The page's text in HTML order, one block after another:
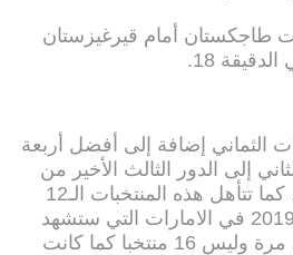
طاجكستان أمام قيرغيزستان
18.
الثماني إضافة إلى أفضل أربعة
إلى الدور الثالث الأخير من
تصفيات مونديال 2018، كما تتأهل هذه المنتخبات الـ12
مباشرة إلى كأس آسيا 2019 في الامارات التي ستشهد
مشاركة 24 منتخبا لاول مرة وليس 16 منتخبا كما كانت